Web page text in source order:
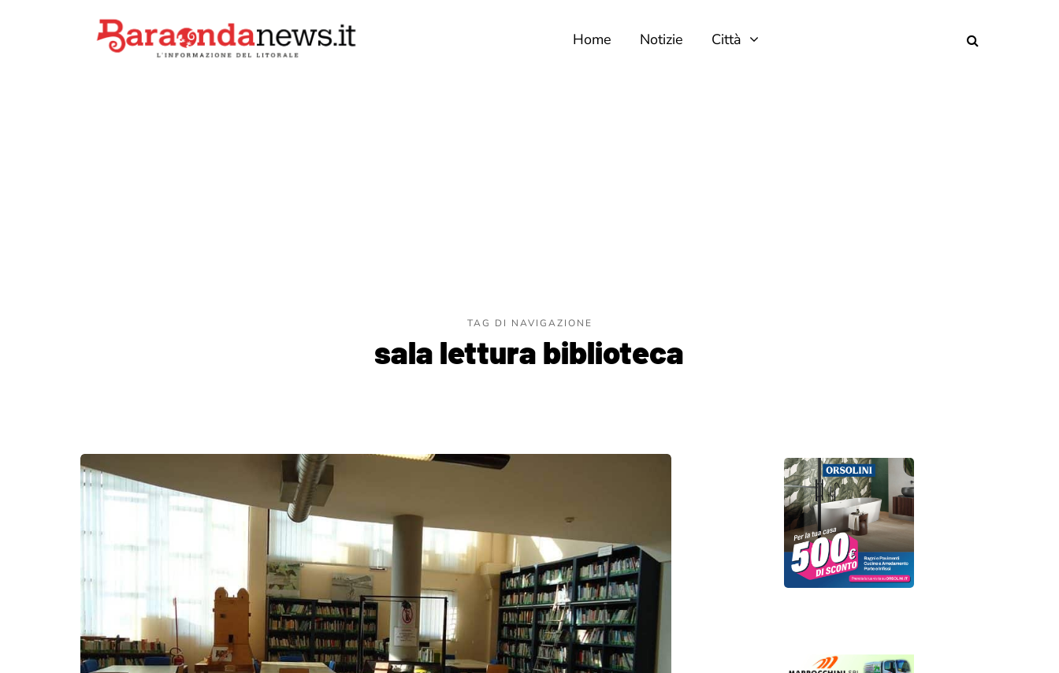
Home Notizie Città
TAG DI NAVIGAZIONE
sala lettura biblioteca